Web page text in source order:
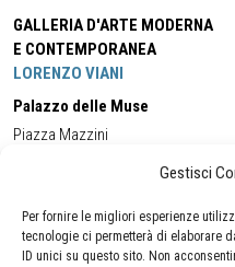
Gestisci
Per fornire le migliori esperienze
tecnologie ci permetterà di elaborare
ID unici su questo sito. Non
GALLERIA D'ARTE MODERNA
E CONTEMPORANEA
LORENZO VIANI
Palazzo delle Muse
Piazza Mazzini
Cell:+39 338
Tel:
+39 0584 944580
(orario 09.00/
Email: